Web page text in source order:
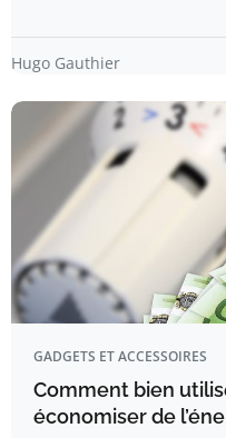
Hugo Gauthier
GADGETS ET ACCESSOIRES
Comment bien
économiser de